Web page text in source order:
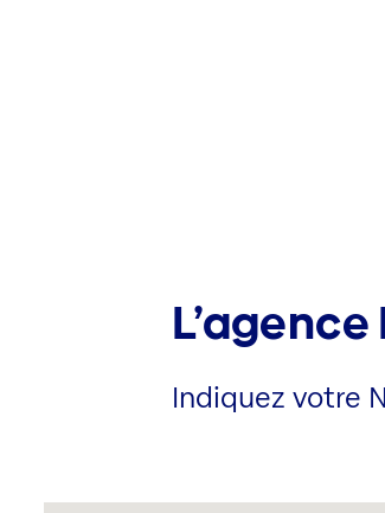
Indiquez votre